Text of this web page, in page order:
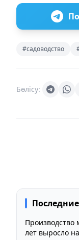
#садоводство
Бөлісу:
Производство
лет выросло